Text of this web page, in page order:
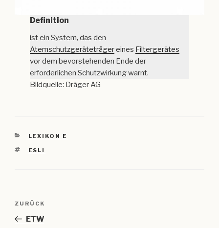
Definition
ist ein System, das den
Atemschutzgeräteträgereines Filtergerätes
vor dem bevorstehenden Ende der
erforderlichen Schutzwirkung warnt.
Bildquelle: Dräger AG
KATEGORIEN
LEXIKON E
SCHLAGWÖRTER
ESLI
Beitragsnavigation
Vorheriger
Beitrag
ZURÜCK
ETW